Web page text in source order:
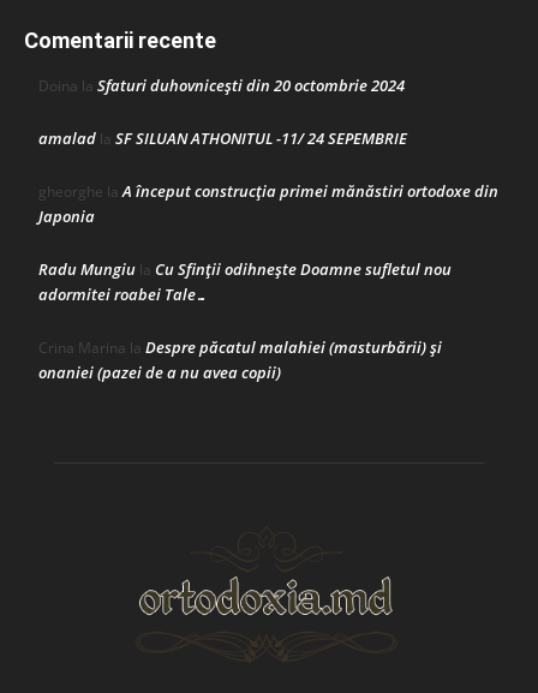
Comentarii recente
Doina la Sfaturi duhovnicești din 20 octombrie 2024
amalad la SF SILUAN ATHONITUL -11/ 24 SEPEMBRIE
gheorghe laA început construcţia primei mănăstiri ortodoxe din
Japonia
Radu Mungiu la Cu Sfinții odihnește Doamne sufletul nou
adormitei roabei Tale…
Crina Marina la Despre păcatul malahiei (masturbării) şi
onaniei (pazei de a nu avea copii)